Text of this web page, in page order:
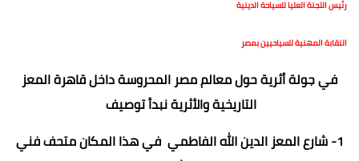
رئيس اللجنة العليا للسياحة الدينية
النقابة المهنية للسياحيين بمصر
في جولة أثرية حول معالم مصر المحروسة داخل قاهرة المعز
التاريخية والأثرية نبدأ توصيف
1- شارع المعز الدين الله الفاطمي في هذا المكان متحف فني